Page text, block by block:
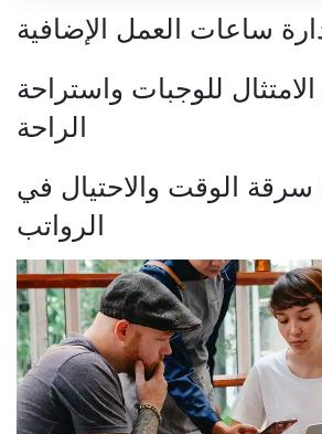
ساعات العمل الإضافية
للوجبات واستراحة
الراحة
سرقة الوقت والاحتيال في
الرواتب